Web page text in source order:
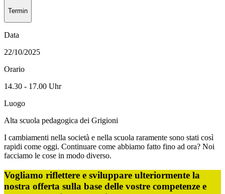
Termin
Data
22/10/2025
Orario
14.30 - 17.00 Uhr
Luogo
Alta scuola pedagogica dei Grigioni
I cambiamenti nella società e nella scuola raramente sono stati così
rapidi come oggi. Continuare come abbiamo fatto fino ad ora? Noi
facciamo le cose in modo diverso.
Vogliamo riflettere e sviluppare ulteriormente la
nostra offerta sulla base delle vostre competenze e